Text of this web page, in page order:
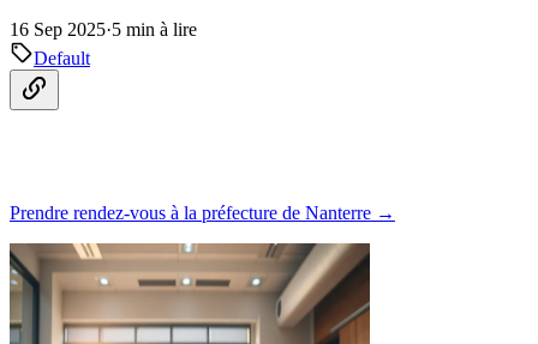
16 Sep 2025·5 min à lire
Default
Prendre rendez-vous à la préfecture de Nanterre →